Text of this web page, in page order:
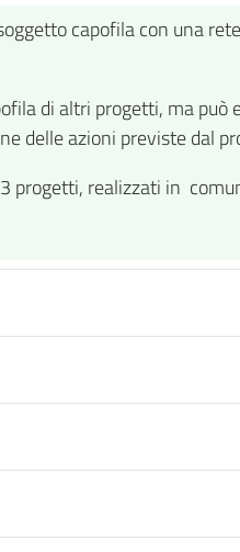
capofila con una
di altri progetti, ma
delle azioni previste dal
progetti, realizzati in